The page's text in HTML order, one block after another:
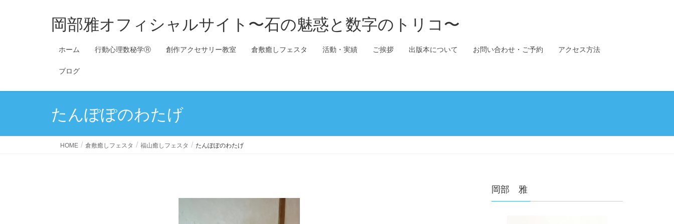
岡部雅オフィシャルサイト〜石の魅惑と数字のトリコ〜
ホーム 行動心理数秘学Ⓡ 創作アクセサリー教室 倉敷癒しフェスタ 活動・実績 ご挨拶 出版本について お問い合わせ・ご予約 アクセス方法
ブログ
たんぽぽのわたげ
HOME 倉敷癒しフェスタ 福山癒しフェスタ たんぽぽのわたげ
岡部 雅